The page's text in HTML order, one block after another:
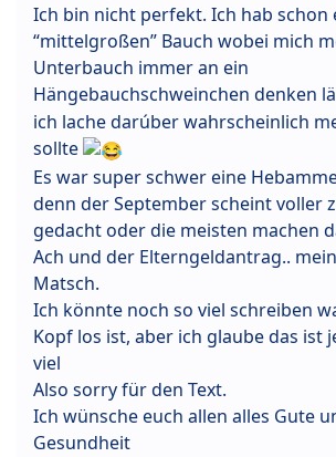
Ich bin nicht perfekt. Ich hab schon
“mittelgroßen” Bauch wobei mich
Unterbauch immer an ein
Hängebauchschweinchen denken
ich lache darúber wahrscheinlich
sollte
Es war super schwer eine
denn der September scheint voller
gedacht oder die meisten machen
Ach und der Elterngeldantrag..
Matsch.
Ich könnte noch so viel schreiben
Kopf los ist, aber ich glaube das ist
viel
Also sorry für den Text.
Ich wünsche euch allen alles Gute
Gesundheit